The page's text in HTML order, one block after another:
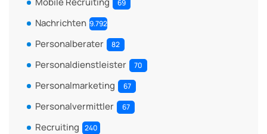
69
Nachrichten 9.792
Personalberater 82
Personaldienstleister 70
Personalmarketing 67
Personalvermittler 67
Recruiting 240